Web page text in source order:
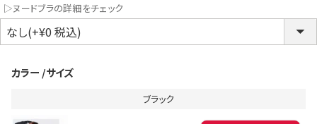
同一商品まとめ買いキャンペーン
▷ヌードブラの詳細をチェック
カラー サイズ
ブラック